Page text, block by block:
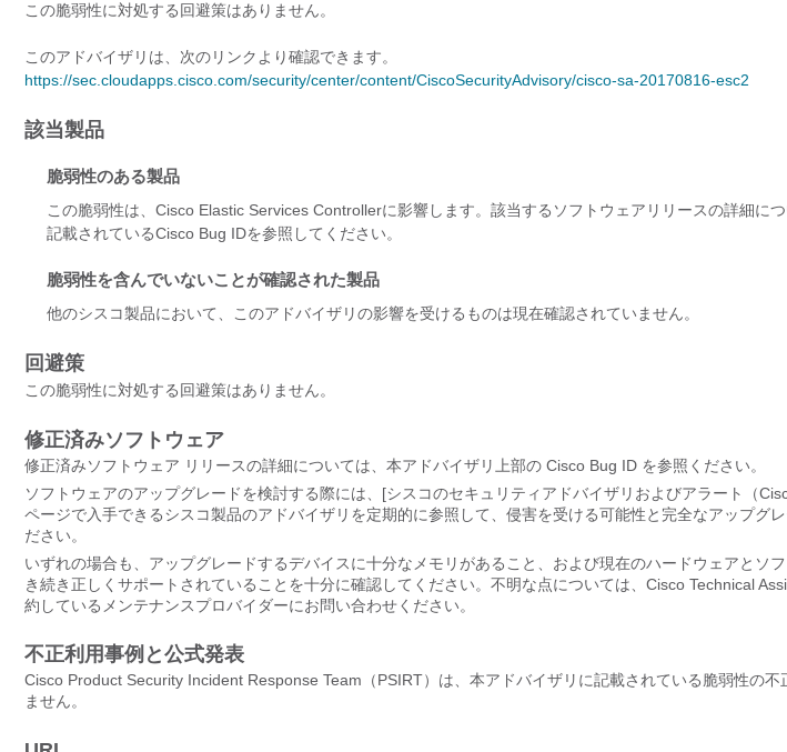
この脆弱性に対処する回避策はありません。
このアドバイザリは、次のリンクより確認できます。
https://sec.cloudapps.cisco.com/security/center/content/CiscoSecurityAdvisory/cisco-sa-20170816-esc2
該当製品
脆弱性のある製品
この脆弱性は、Cisco Elastic Services Controllerに影響します。該当するソフトウェアリリースの詳細に
記載されているCisco Bug IDを参照してください。
脆弱性を含んでいないことが確認された製品
他のシスコ製品において、このアドバイザリの影響を受けるものは現在確認されていません。
回避策
この脆弱性に対処する回避策はありません。
修正済みソフトウェア
修正済みソフトウェア リリースの詳細については、本アドバイザリ上部の Cisco Bug ID を参照ください。
ソフトウェアのアップグレードを検討する際には、[シスコのセキュリティアドバイザリおよびアラート（
ページで入手できるシスコ製品のアドバイザリを定期的に参照して、侵害を受ける可能性と完全なアップグ
ださい。
いずれの場合も、アップグレードするデバイスに十分なメモリがあること、および現在のハードウェアとソ
き続き正しくサポートされていることを十分に確認してください。不明な点については、Cisco Technical
約しているメンテナンスプロバイダーにお問い合わせください。
不正利用事例と公式発表
Cisco Product Security Incident Response Team（PSIRT）は、本アドバイザリに記載されている脆弱性の
ません。